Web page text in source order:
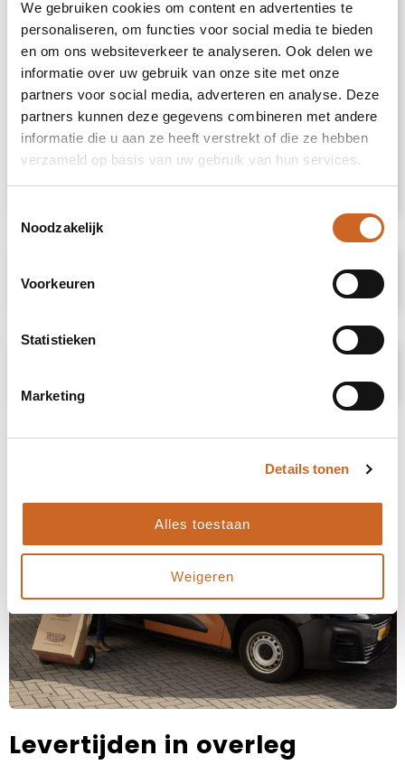
We gebruiken cookies om content en advertenties te
personaliseren, om functies voor social media te bieden
en om ons websiteverkeer te analyseren. Ook delen we
informatie over uw gebruik van onze site met onze
partners voor social media, adverteren en analyse. Deze
partners kunnen deze gegevens combineren met andere
informatie die u aan ze heeft verstrekt of die ze hebben
verzameld op basis van uw gebruik van hun services.
Noodzakelijk
Voorkeuren
Statistieken
Marketing
Details tonen
Alles toestaan
Weigeren
De luxe en beschermende giftbox maakt het
cadeau helemaal af en zorgt voor een
indrukwekkende unboxing-ervaring – voor
zowel de gever als de ontvanger.
Heeft u vragen over dit product, de
gewenste personalisatie of eventuele
verpakkingen? Neem dan gerust contact met
ons op.
Specificaties
Levertijden in overleg